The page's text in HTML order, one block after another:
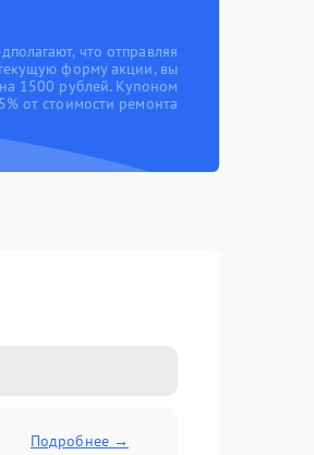
что отправляя
форму акции, вы
1500 рублей. Купоном
от стоимости ремонта
Подробнее →